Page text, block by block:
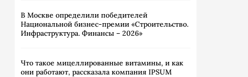
В Москве определили победителей
Национальной бизнес-премии «Строительство.
Инфраструктура. Финансы – 2026»
Что такое мицеллированные витамины, и как
они работают, рассказала компания IPSUM